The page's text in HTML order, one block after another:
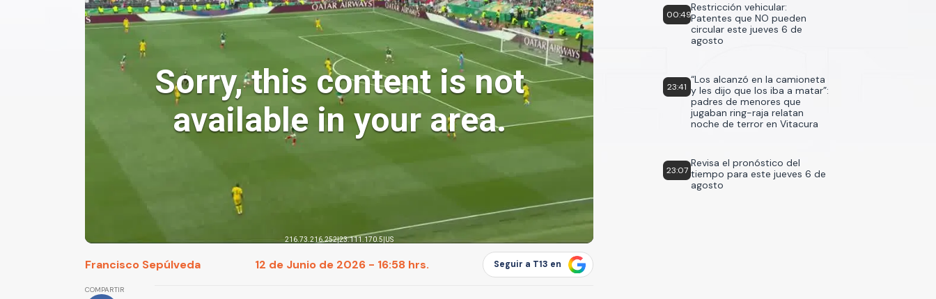
Francisco Sepúlveda 12 de Junio de 2026 - 16:58 hrs. Seguir a T13 en
COMPARTIR
00:49
Restricción vehicular:
Patentes que NO pueden
circular este jueves 6 de
agosto
23:41
“Los alcanzó en la camioneta
y les dijo que los iba a matar”:
padres de menores que
jugaban ring-raja relatan
noche de terror en Vitacura
23:07
Revisa el pronóstico del
tiempo para este jueves 6 de
agosto